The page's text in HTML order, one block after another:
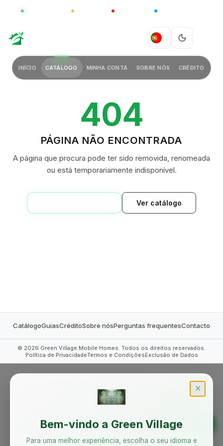
GLOBAL CHINA
PT
INÍCIO CATÁLOGO MINHA CONTA SOBRE NÓS CRÉDITO
404
PÁGINA NÃO ENCONTRADA
A página que procura pode ter sido removida, renomeada
ou está temporariamente indisponível.
Ver catálogo
CatálogoGuiasCréditoSobre nósPerguntas frequentesContacto
© 2026 Green Village Mobile Homes. Todos os direitos reservados.
Política de PrivacidadeTermos e CondiçõesExclusão de Dados
✕
Bem-vindo a Green Village
Para uma melhor experiência, escolha o seu idioma e